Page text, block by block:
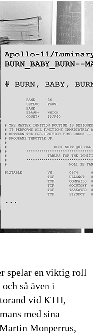
spelar en viktig roll
så även i
vid KTH,
med sina
Monperrus,